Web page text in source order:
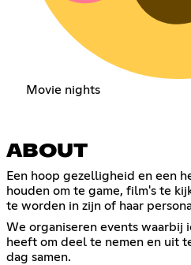
Movie nights
ABOUT
Een hoop gezelligheid en een
houden om te game, film's te
te worden in zijn of haar
We organiseren events waarbij
heeft om deel te nemen en uit
dag samen.